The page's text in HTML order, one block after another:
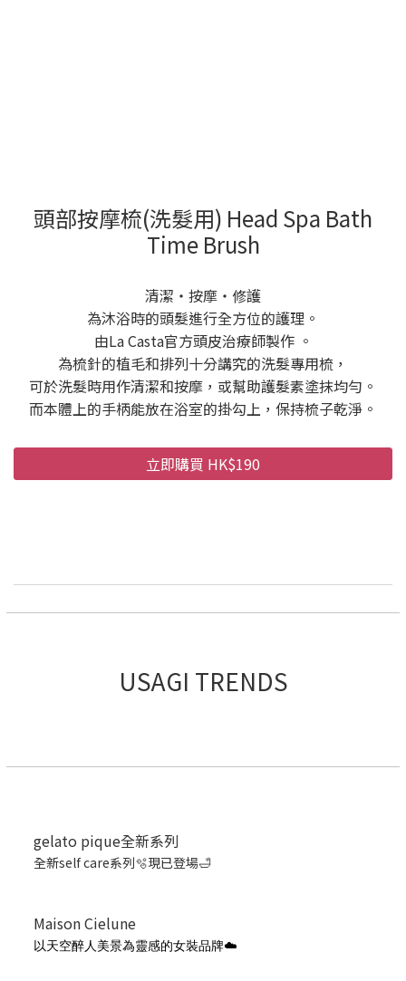
頭部按摩梳(洗髮用) Head Spa Bath
Time Brush
清潔・按摩・修護
為沐浴時的頭髮進行全方位的護理。
由La Casta官方頭皮治療師製作 。
為梳針的植毛和排列十分講究的洗髮專用梳，
可於洗髮時用作清潔和按摩，或幫助護髮素塗抹均勻。
而本體上的手柄能放在浴室的掛勾上，保持梳子乾淨。
立即購買 HK$190
USAGI TRENDS
gelato pique全新系列
全新self care系列🫧現已登場🛁
Maison Cielune
以天空醉人美景為靈感的女裝品牌☁️